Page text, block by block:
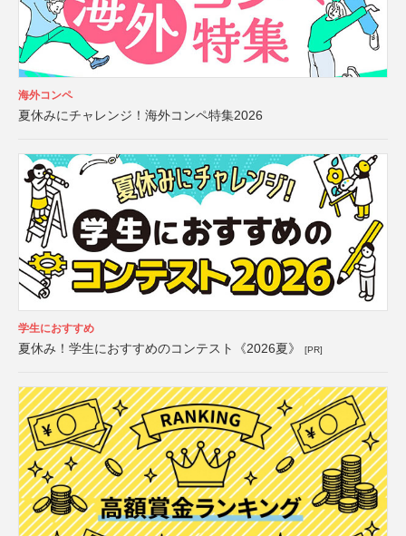
海外コンペ
夏休みにチャレンジ！海外コンペ特集2026
学生におすすめ
夏休み！学生におすすめのコンテスト《2026夏》 [PR]